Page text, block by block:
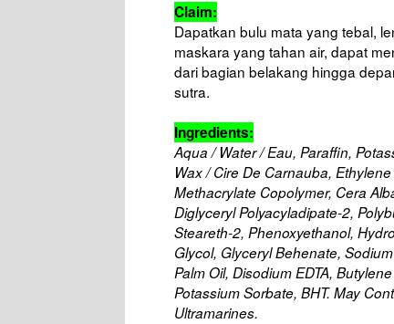
Claim:
Dapatkan bulu mata yang tebal,
maskara yang tahan air, dapat
dari bagian belakang hingga
sutra.
Ingredients:
Aqua / Water / Eau, Paraffin,
Wax / Cire De Carnauba,
Methacrylate Copolymer, Cera
Diglyceryl Polyacyladipate-2,
Steareth-2, Phenoxyethanol,
Glycol, Glyceryl Behenate,
Palm Oil, Disodium EDTA,
Potassium Sorbate, BHT. May
Ultramarines.